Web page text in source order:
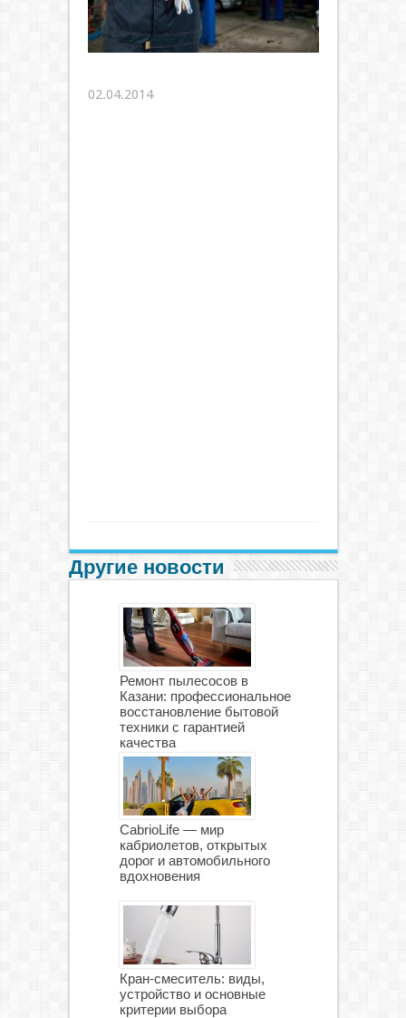
02.04.2014
Другие новости
Ремонт пылесосов в
Казани: профессиональное
восстановление бытовой
техники с гарантией
качества
CabrioLife — мир
кабриолетов, открытых
дорог и автомобильного
вдохновения
Кран-смеситель: виды,
устройство и основные
критерии выбора